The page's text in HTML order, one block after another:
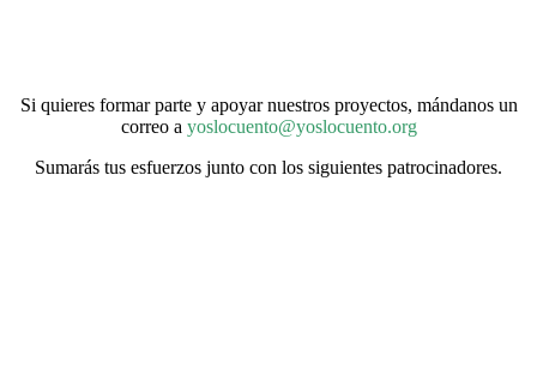
Si quieres formar parte y apoyar nuestros proyectos, mándanos un
correo a yoslocuento@yoslocuento.org
Sumarás tus esfuerzos junto con los siguientes patrocinadores.